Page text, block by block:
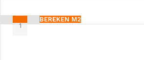
BEREKEN M2